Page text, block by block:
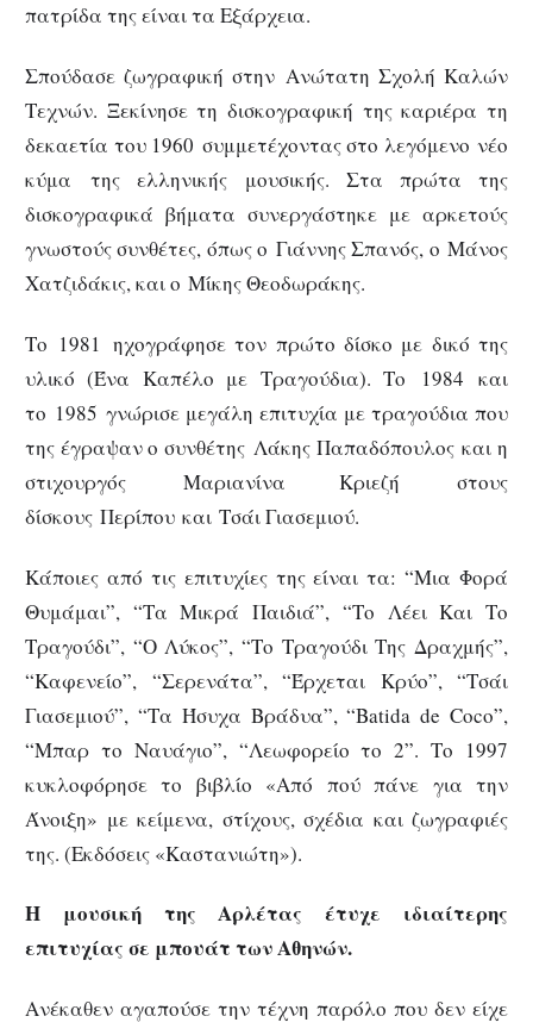
πατρίδα της είναι τα Εξάρχεια.
Σπούδασε ζωγραφική στην Ανώτατη Σχολή Καλών
Τεχνών. Ξεκίνησε τη δισκογραφική της καριέρα τη
δεκαετία του 1960 συμμετέχοντας στο λεγόμενο νέο
κύμα της ελληνικής μουσικής. Στα πρώτα της
δισκογραφικά βήματα συνεργάστηκε με αρκετούς
γνωστούς συνθέτες, όπως ο Γιάννης Σπανός, ο Μάνος
Χατζιδάκις, και ο Μίκης Θεοδωράκης.
Το 1981 ηχογράφησε τον πρώτο δίσκο με δικό της
υλικό (Ένα Καπέλο με Τραγούδια). Το 1984 και
το 1985 γνώρισε μεγάλη επιτυχία με τραγούδια που
της έγραψαν ο συνθέτης Λάκης Παπαδόπουλος και η
στιχουργός Μαριανίνα Κριεζή στους
δίσκους Περίπου και Τσάι Γιασεμιού.
Κάποιες από τις επιτυχίες της είναι τα: “Μια Φορά
Θυμάμαι”, “Τα Μικρά Παιδιά”, “Το Λέει Και Το
Τραγούδι”, “Ο Λύκος”, “Το Τραγούδι Της Δραχμής”,
“Καφενείο”, “Σερενάτα”, “Έρχεται Κρύο”, “Τσάι
Γιασεμιού”, “Τα Ήσυχα Βράδυα”, “Batida de Coco”,
“Μπαρ το Ναυάγιο”, “Λεωφορείο το 2”. Το 1997
κυκλοφόρησε το βιβλίο «Από πού πάνε για την
Άνοιξη» με κείμενα, στίχους, σχέδια και ζωγραφιές
της. (Εκδόσεις «Καστανιώτη»).
Η μουσική της Αρλέτας έτυχε ιδιαίτερης
επιτυχίας σε μπουάτ των Αθηνών.
Ανέκαθεν αγαπούσε την τέχνη παρόλο που δεν είχε